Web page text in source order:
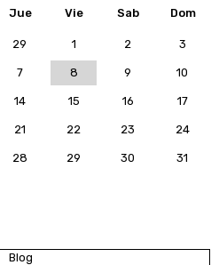
Jue Vie Sab Dom
29 1 2 3
7 8 9 10
14 15 16 17
21 22 23 24
28 29 30 31
Blog